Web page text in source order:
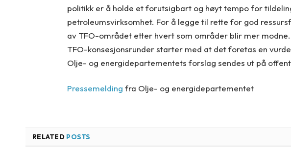
politikk er å holde et forutsigbart og høyt tempo for
petroleumsvirksomhet. For å legge til rette for god
av TFO-området etter hvert som områder blir mer modne.
TFO-konsesjonsrunder starter med at det foretas en
Olje- og energidepartementets forslag sendes ut på
Pressemelding fra Olje- og energidepartementet
RELATED POSTS